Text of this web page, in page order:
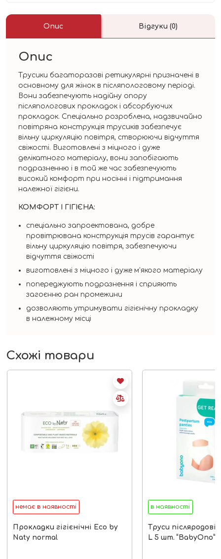
Опис Відгуки (0)
Опис
Трусики багаторазові ретикулярні призначені в
основному для жінок в післяпологовому періоді.
Вони забезпечують надійну опору
післяпологових прокладок і абсорбуючих
прокладок. Спеціально розроблена, надзвичайно
повітряна конструкція трусиків забезпечує
вільну циркуляцію повітря, створюючи відчуття
свіжості. Виготовлені з міцного і дуже
делікатного матеріалу, вони запобігають
подразненню і в той же час забезпечують
високий комфорт при носінні і підтримання
належної гігієни.
КОМФОРТ І ГІГІЄНА:
спеціально запроектована, добре
провітрювана конструкція трусів гарантує
вільну циркуляцію повітря, забезпечуючи
відчуття свіжості
виготовлені з міцного і дуже м’якого матеріалу
попереджують подразнення і сприяють
загоєнню ран промежини
дозволяють утримувати гігієнічну прокладку
в належному місці
Схожі товари
немає в наявності
Прокладки гігієнічні Eco by
Naty normal
в наявності
Труси післяродові
L 5 шт. “BabyOno”